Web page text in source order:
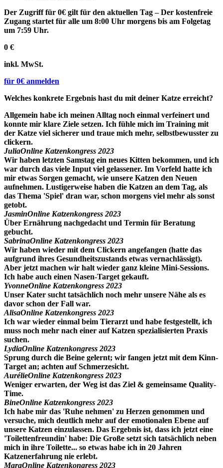
Der Zugriff für 0€ gilt für den aktuellen Tag – Der kostenfreie
Zugang startet für alle um 8:00 Uhr morgens bis am Folgetag
um 7:59 Uhr.
0 €
inkl. MwSt.
für 0€ anmelden
Welches konkrete Ergebnis hast du mit deiner Katze erreicht?
Allgemein habe ich meinen Alltag noch einmal verfeinert und
konnte mir klare Ziele setzen. Ich fühle mich im Training mit
der Katze viel sicherer und traue mich mehr, selbstbewusster zu
clickern.
JuliaOnline Katzenkongress 2023
Wir haben letzten Samstag ein neues Kitten bekommen, und ich
war durch das viele Input viel gelassener. Im Vorfeld hatte ich
mir etwas Sorgen gemacht, wie unsere Katzen den Neuen
aufnehmen. Lustigerweise haben die Katzen an dem Tag, als
das Thema 'Spiel' dran war, schon morgens viel mehr als sonst
getobt.
JasminOnline Katzenkongress 2023
Über Ernährung nachgedacht und Termin für Beratung
gebucht.
SabrinaOnline Katzenkongress 2023
Wir haben wieder mit dem Clickern angefangen (hatte das
aufgrund ihres Gesundheitszustands etwas vernachlässigt).
Aber jetzt machen wir halt wieder ganz kleine Mini-Sessions.
Ich habe auch einen Nasen-Target gekauft.
YvonneOnline Katzenkongress 2023
Unser Kater sucht tatsächlich noch mehr unsere Nähe als es
davor schon der Fall war.
AlisaOnline Katzenkongress 2023
Ich war wieder einmal beim Tierarzt und habe festgestellt, ich
muss noch mehr nach einer auf Katzen spezialisierten Praxis
suchen.
LydiaOnline Katzenkongress 2023
Sprung durch die Beine gelernt; wir fangen jetzt mit dem Kinn-
Target an; achten auf Schmerzesicht.
AurélieOnline Katzenkongress 2023
Weniger erwarten, der Weg ist das Ziel & gemeinsame Quality-
Time.
BineOnline Katzenkongress 2023
Ich habe mir das 'Ruhe nehmen' zu Herzen genommen und
versuche, mich deutlich mehr auf der emotionalen Ebene auf
unsere Katzen einzulassen. Das Ergebnis ist, dass ich jetzt eine
'Toilettenfreundin' habe: Die Große setzt sich tatsächlich neben
mich in ihre Toilette... so etwas habe ich in 20 Jahren
Katzenerfahrung nie erlebt.
MaraOnline Katzenkongress 2023